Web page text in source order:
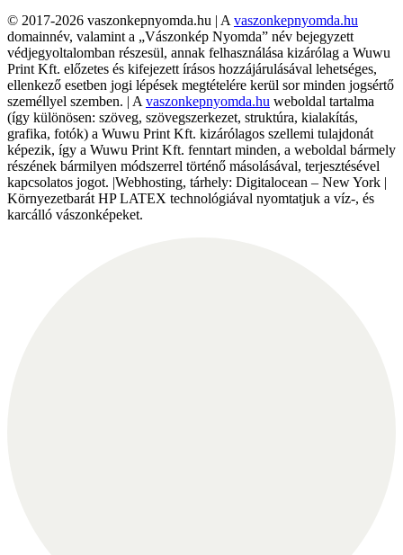
© 2017-2026 vaszonkepnyomda.hu | A vaszonkepnyomda.hu
domainnév, valamint a „Vászonkép Nyomda” név bejegyzett
védjegyoltalomban részesül, annak felhasználása kizárólag a Wuwu
Print Kft. előzetes és kifejezett írásos hozzájárulásával lehetséges,
ellenkező esetben jogi lépések megtételére kerül sor minden jogsértő
személlyel szemben. | A vaszonkepnyomda.hu weboldal tartalma
(így különösen: szöveg, szövegszerkezet, struktúra, kialakítás,
grafika, fotók) a Wuwu Print Kft. kizárólagos szellemi tulajdonát
képezik, így a Wuwu Print Kft. fenntart minden, a weboldal bármely
részének bármilyen módszerrel történő másolásával, terjesztésével
kapcsolatos jogot. |Webhosting, tárhely: Digitalocean – New York |
Környezetbarát HP LATEX technológiával nyomtatjuk a víz-, és
karcálló vászonképeket.